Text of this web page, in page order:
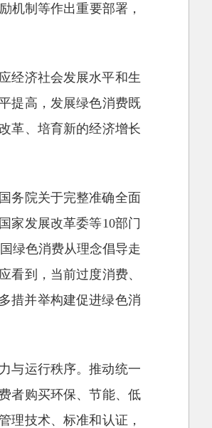
机制等作出重要部署，
经济社会发展水平和生
提高，发展绿色消费既
革、培育新的经济增长
务院关于完整准确全面
家发展改革委等10部门
绿色消费从理念倡导走
看到，当前过度消费、
措并举构建促进绿色消
与运行秩序。推动统一
者购买环保、节能、低
理技术、标准和认证，